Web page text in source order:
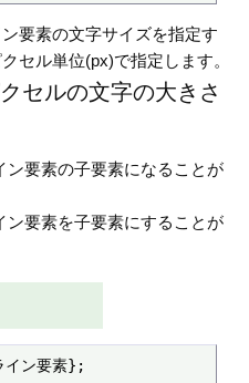
要素の文字サイズを指定す
セル単位(px)で指定します。
セルの文字の大きさ
要素の子要素になることが
要素を子要素にすることが
ン要素};